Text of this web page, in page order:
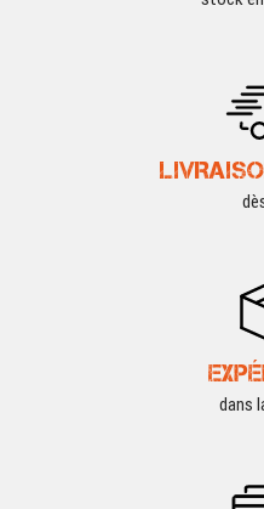
dans